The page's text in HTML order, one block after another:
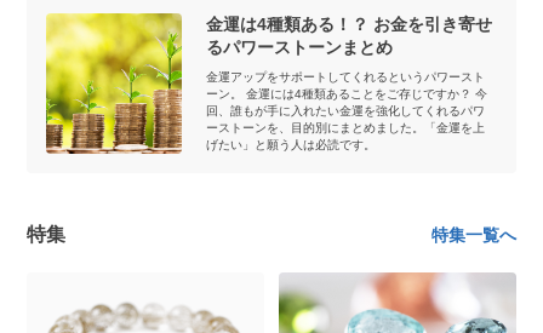
金運は4種類ある！？ お金を引き寄せ
るパワーストーンまとめ
金運アップをサポートしてくれるというパワースト
ーン。 金運には4種類あることをご存じですか？ 今
回、誰もが手に入れたい金運を強化してくれるパワ
ーストーンを、目的別にまとめました。「金運を上
げたい」と願う人は必読です。
特集 特集一覧へ